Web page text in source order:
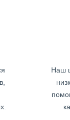
Наш